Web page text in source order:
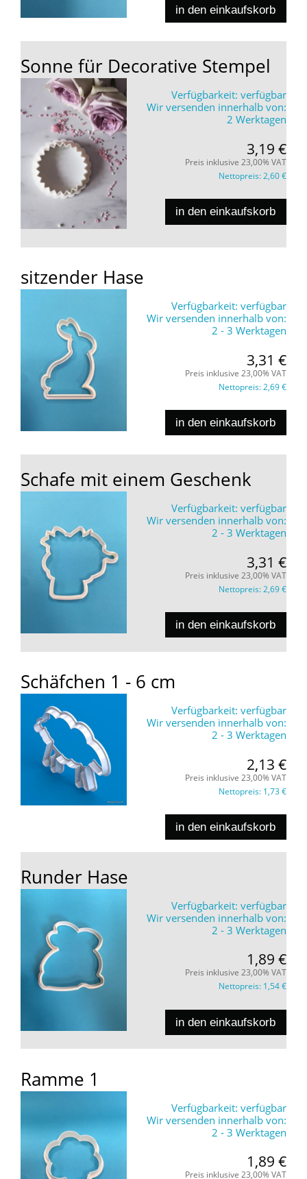
in den einkaufskorb
Sonne für Decorative Stempel
Verfügbarkeit: verfügbar
Wir versenden innerhalb von:
2 Werktagen
3,19 €
Preis inklusive 23,00% VAT
Nettopreis:2,60 €
in den einkaufskorb
sitzender Hase
Verfügbarkeit: verfügbar
Wir versenden innerhalb von:
2 - 3 Werktagen
3,31 €
Preis inklusive 23,00% VAT
Nettopreis:2,69 €
in den einkaufskorb
Schafe mit einem Geschenk
Verfügbarkeit: verfügbar
Wir versenden innerhalb von:
2 - 3 Werktagen
3,31 €
Preis inklusive 23,00% VAT
Nettopreis:2,69 €
in den einkaufskorb
Schäfchen 1 - 6 cm
Verfügbarkeit: verfügbar
Wir versenden innerhalb von:
2 - 3 Werktagen
2,13 €
Preis inklusive 23,00% VAT
Nettopreis: 1,73 €
in den einkaufskorb
Runder Hase
Verfügbarkeit: verfügbar
Wir versenden innerhalb von:
2 - 3 Werktagen
1,89 €
Preis inklusive 23,00% VAT
Nettopreis: 1,54 €
in den einkaufskorb
Ramme 1
Verfügbarkeit: verfügbar
Wir versenden innerhalb von:
2 - 3 Werktagen
1,89 €
Preis inklusive 23,00% VAT